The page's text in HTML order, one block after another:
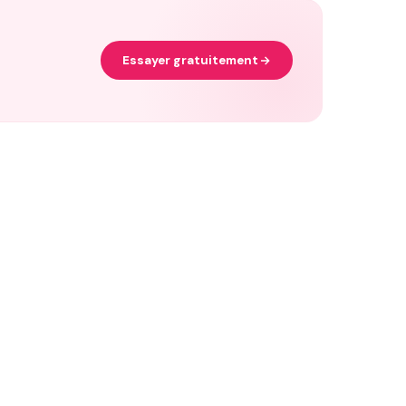
Essayer gratuitement